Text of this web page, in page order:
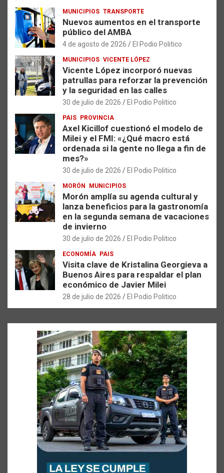
MUNICIPIOS TRANSPORTE
Nuevos aumentos en el transporte
público del AMBA
4 de agosto de 2026 El Podio Politico
MUNICIPIOS VICENTE LÓPEZ
Vicente López incorporó nuevas
patrullas para reforzar la prevención
y la seguridad en las calles
30 de julio de 2026 El Podio Politico
PAIS PROVINCIA
Axel Kicillof cuestionó el modelo de
Milei y el FMI: «¿Qué macro está
ordenada si la gente no llega a fin de
mes?»
30 de julio de 2026 El Podio Politico
MORÓN MUNICIPIOS
Morón amplía su agenda cultural y
lanza beneficios para la gastronomía
en la segunda semana de vacaciones
de invierno
30 de julio de 2026 El Podio Politico
ECONOMÍA PAIS
Visita clave de Kristalina Georgieva a
Buenos Aires para respaldar el plan
económico de Javier Milei
28 de julio de 2026 El Podio Politico